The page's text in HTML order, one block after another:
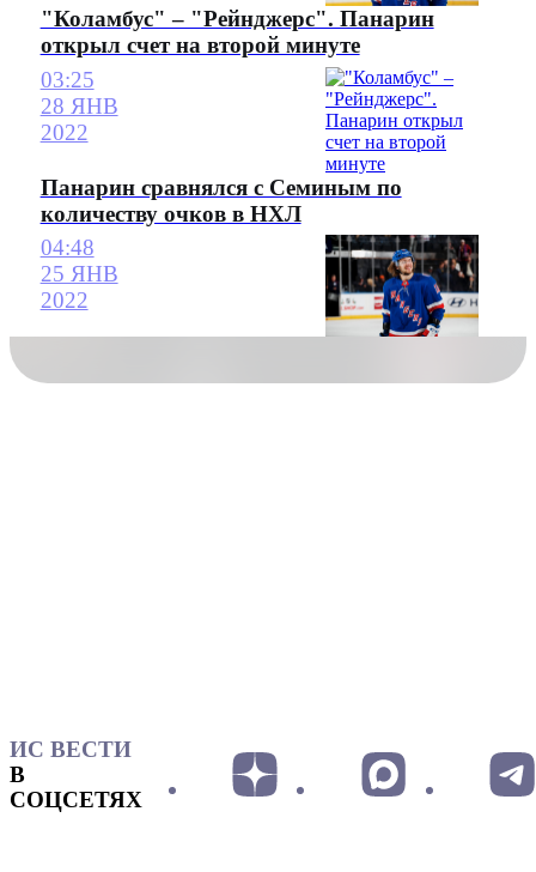
"Коламбус" – "Рейнджерс". Панарин
открыл счет на второй минуте
03:25
28 ЯНВ
2022
Панарин сравнялся с Семиным по
количеству очков в НХЛ
04:48
25 ЯНВ
2022
ИС ВЕСТИ
В
СОЦСЕТЯХ